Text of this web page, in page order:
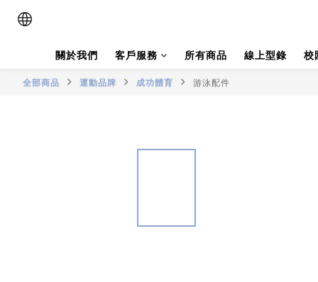
關於我們 客戶服務 所有商品 線上型錄 校
全部商品 運動品牌 成功體育 游泳配件